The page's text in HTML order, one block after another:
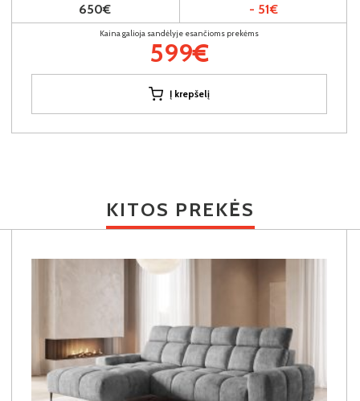
650€ - 51€
Kaina galioja sandėlyje esančioms prekėms
599€
Į krepšelį
KITOS PREKĖS